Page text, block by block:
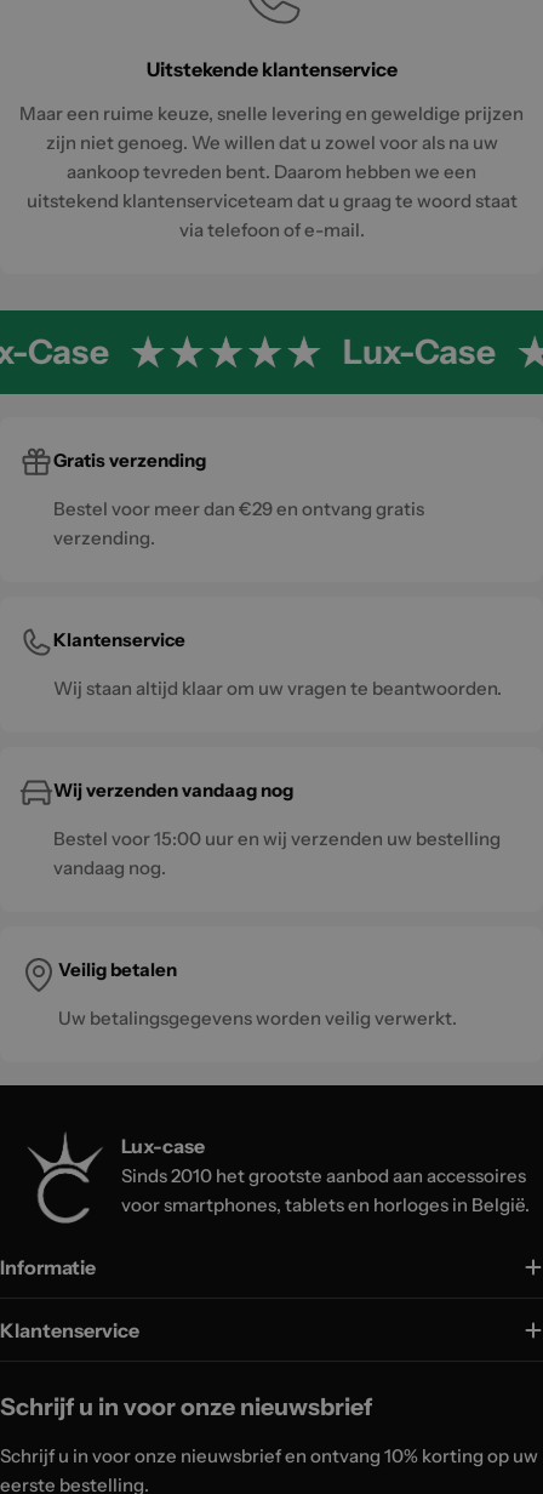
Uitstekende klantenservice
Maar een ruime keuze, snelle levering en geweldige prijzen
zijn niet genoeg. We willen dat u zowel voor als na uw
aankoop tevreden bent. Daarom hebben we een
uitstekend klantenserviceteam dat u graag te woord staat
via telefoon of e-mail.
Case Lux-Case
Gratis verzending
Bestel voor meer dan €29 en ontvang gratis
verzending.
Klantenservice
Wij staan altijd klaar om uw vragen te beantwoorden.
Wij verzenden vandaag nog
Bestel voor 15:00 uur en wij verzenden uw bestelling
vandaag nog.
Veilig betalen
Uw betalingsgegevens worden veilig verwerkt.
Lux-case
Sinds 2010 het grootste aanbod aan accessoires
voor smartphones, tablets en horloges in België.
Informatie
Klantenservice
Schrijf u in voor onze nieuwsbrief
Schrijf u in voor onze nieuwsbrief en ontvang 10% korting op uw
eerste bestelling.